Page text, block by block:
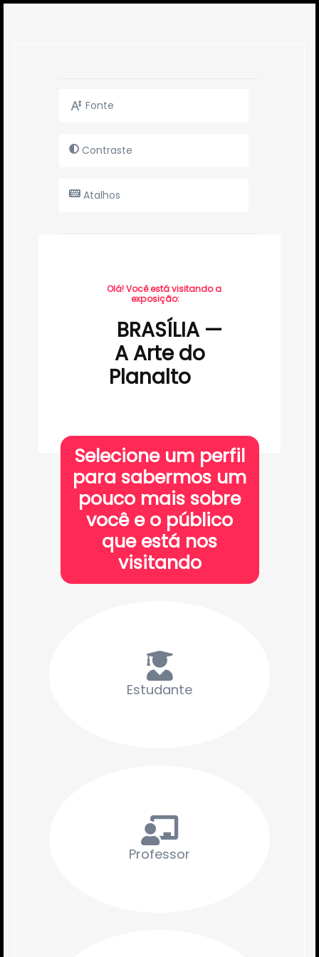
Fonte
Contraste
Atalhos
Olá! Você está visitando a
exposição:
BRASÍLIA —
A Arte do
Planalto
Selecione um perfil
para sabermos um
pouco mais sobre
você e o público
que está nos
visitando
Estudante
Professor